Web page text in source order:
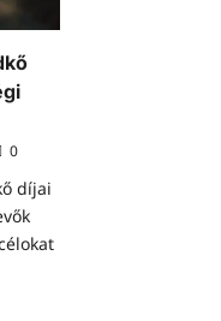
0
díjai